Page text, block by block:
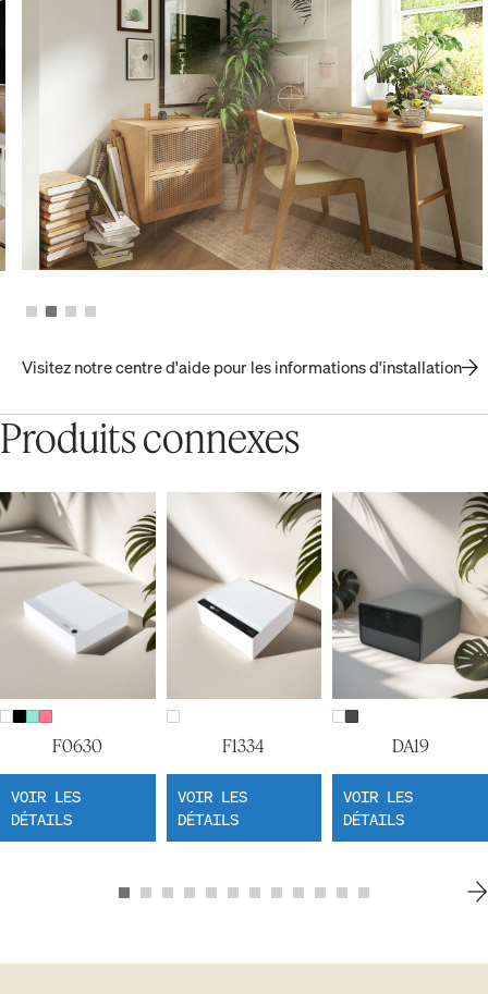
Visitez notre centre d'aide pour les informations d'installation
Produits connexes
F0630
VOIR LES
DÉTAILS
F1334
VOIR LES
DÉTAILS
DA19
VOIR LES
DÉTAILS